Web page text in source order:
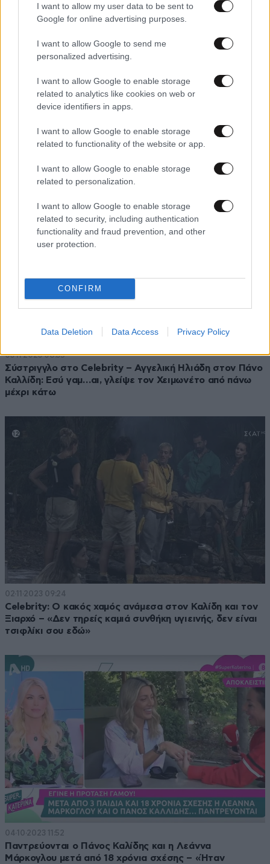
I want to allow my user data to be sent to
Google for online advertising purposes.
I want to allow Google to send me
personalized advertising.
I want to allow Google to enable storage
related to analytics like cookies on web or
device identifiers in apps.
I want to allow Google to enable storage
related to functionality of the website or app.
I want to allow Google to enable storage
related to personalization.
I want to allow Google to enable storage
related to security, including authentication
functionality and fraud prevention, and other
user protection.
CONFIRM
Data Deletion Data Access Privacy Policy
Σε ρινγκ μετέτρεψαν το Celebrity Βαμβακούλας και
Ογκουνσότο – «Ποιος νοιάζεται ρε; Ούτε η μάνα σου
03·11·2023 08:35
Σύστριγγλο στο Celebrity – Αγγελική Ηλιάδη στον Πάνο
Καλλίδη: Εσύ γαμ…αι, γλείψε τον Χειμωνέτο από πάνω
μέχρι κάτω
02·11·2023 09:24
Celebrity: Ο κακός χαμός ανάμεσα στον Καλίδη και τον
Ξιαρχό – «Δεν τηρείς καμιά συνθήκη υγιεινής, δεν είναι
τσιφλίκι σου εδώ»
04·10·2023 11:52
Παντρεύονται ο Πάνος Καλίδης και η Λεάννα
Μάρκογλου μετά από 18 χρόνια σχέσης – «Ήταν